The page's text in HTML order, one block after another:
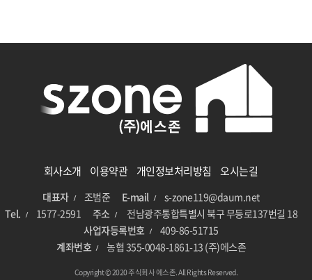
회사소개 이용약관 개인정보처리방침 오시는길
대표자 조범준 E-mail
s-zone119@daum.net
Tel.
1577-2591 주소
전남광주통합특별시 북구 무등로137번길 18
사업자등록번호
409-86-51715
계좌번호
농협 355-0048-1861-13 (주)에스존
Copyright © 2020 주식회사 에스존. All Rights Reserved.